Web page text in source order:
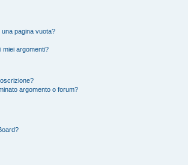
pagina vuota?
miei argomenti?
argomento o forum?